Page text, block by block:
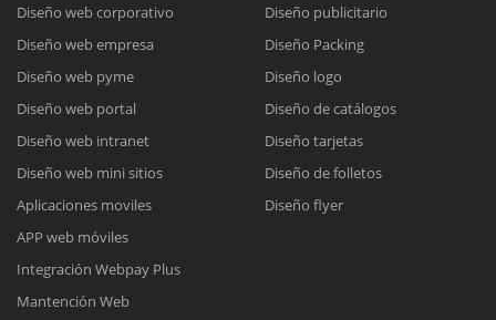
Diseño web corporativo
Diseño web empresa
Diseño web pyme
Diseño web portal
Diseño web intranet
Diseño web mini sitios
Aplicaciones moviles
APP web móviles
Integración Webpay Plus
Mantención Web
Diseño publicitario
Diseño Packing
Diseño logo
Diseño de catálogos
Diseño tarjetas
Diseño de folletos
Diseño flyer